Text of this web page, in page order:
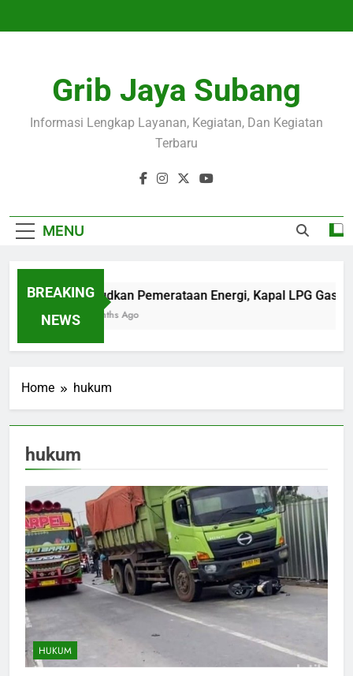
Grib Jaya Subang
Informasi Lengkap Layanan, Kegiatan, Dan Kegiatan
Terbaru
MENU
BREAKING
NEWS
Wujudkan Pemerataan Energi, Kapal LPG Gas
4 Months Ago
Home hukum
hukum
HUKUM